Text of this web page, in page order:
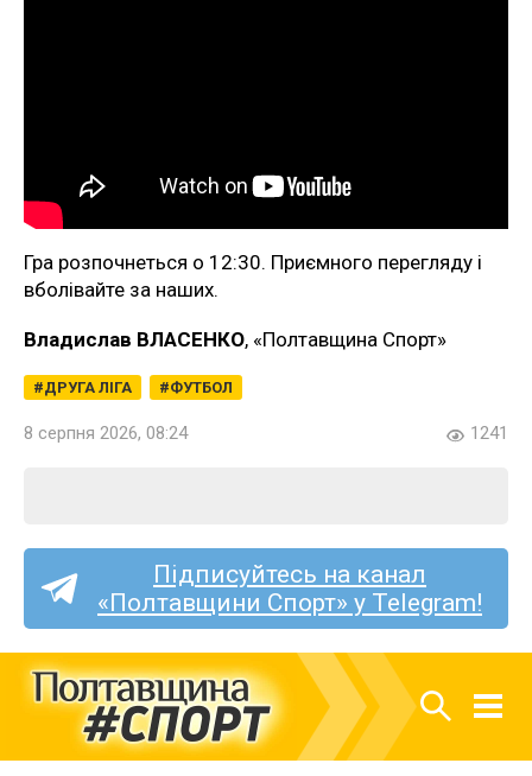
Гра розпочнеться о 12:30. Приємного перегляду і
вболівайте за наших.
Владислав ВЛАСЕНКО, «Полтавщина Спорт»
ДРУГА ЛІГА ФУТБОЛ
8 серпня 2026, 08:24 1241
Підписуйтесь на канал
«Полтавщини Спорт» у Telegram!